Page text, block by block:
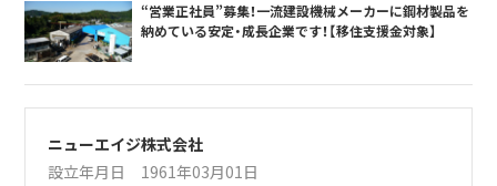
“営業正社員”募集！一流建設機械メーカーに鋼材製品を
納めている安定・成長企業です！【移住支援金対象】
ニューエイジ株式会社
設立年月日 1961年03月01日